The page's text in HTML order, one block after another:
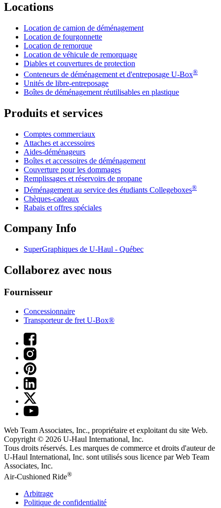
Locations
Location de camion de déménagement
Location de fourgonnette
Location de remorque
Location de véhicule de remorquage
Diables et couvertures de protection
Conteneurs de déménagement et d'entreposage U-Box®
Unités de libre-entreposage
Boîtes de déménagement réutilisables en plastique
Produits et services
Comptes commerciaux
Attaches et accessoires
Aides-déménageurs
Boîtes et accessoires de déménagement
Couverture pour les dommages
Remplissages et réservoirs de propane
Déménagement au service des étudiants Collegeboxes®
Chèques-cadeaux
Rabais et offres spéciales
Company Info
SuperGraphiques de U-Haul - Québec
Collaborez avec nous
Fournisseur
Concessionnaire
Transporteur de fret U-Box®
Web Team Associates, Inc., propriétaire et exploitant du site Web.
Copyright © 2026 U-Haul International, Inc.
Tous droits réservés. Les marques de commerce et droits d'auteur de
U-Haul International, Inc. sont utilisés sous licence par Web Team
Associates, Inc.
Air-Cushioned Ride®
Arbitrage
Politique de confidentialité